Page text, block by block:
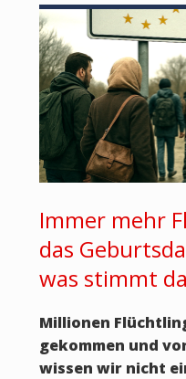
Immer mehr
das
was stimmt
Millionen
gekommen und
wissen wir nicht